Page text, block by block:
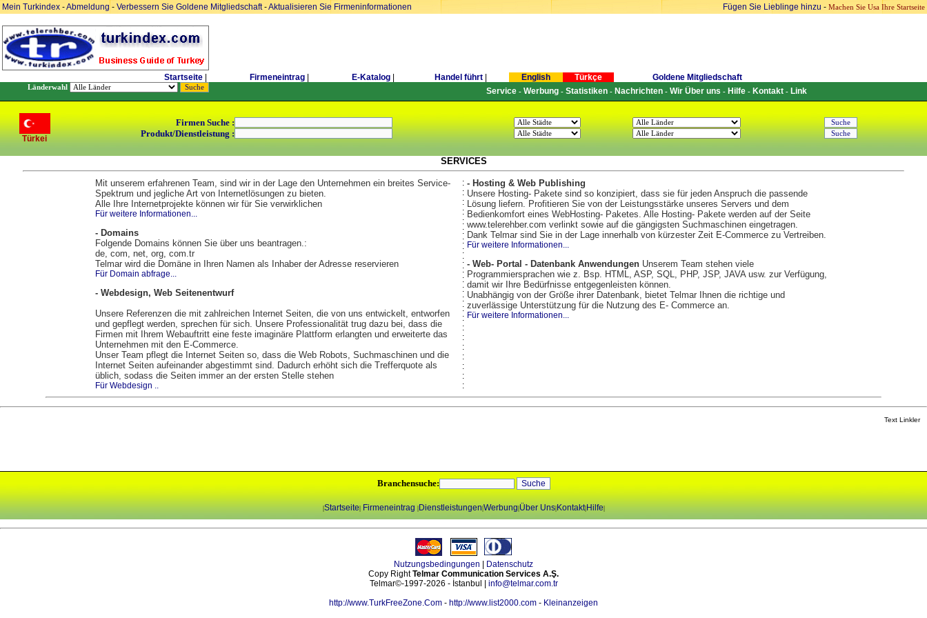
Mein Turkindex -Abmeldung- Verbessern Sie Goldene Mitgliedschaft-Aktualisieren Sie Firmeninformationen Fügen Sie Lieblinge hinzu - Machen Sie Usa Ihre Startseite
Startseite Firmeneintrag E-Katalog Handel führt English Türkçe Goldene Mitgliedschaft
Länderwahl Service- Werbung- Statistiken- Nachrichten- Wir Über uns - Hilfe- Kontakt- Link
Türkei
Firmen Suche :
Produkt/Dienstleistung :
SERVICES
Mit unserem erfahrenen Team, sind wir in der Lage den Unternehmen ein breites Service-
Spektrum und jegliche Art von Internetlösungen zu bieten.
Alle Ihre Internetprojekte können wir für Sie verwirklichen
Für weitere Informationen...
- Domains
Folgende Domains können Sie über uns beantragen.:
de, com, net, org, com.tr
Telmar wird die Domäne in Ihren Namen als Inhaber der Adresse reservieren
Für Domain abfrage...
- Webdesign, Web Seitenentwurf
Unsere Referenzen die mit zahlreichen Internet Seiten, die von uns entwickelt, entworfen
und gepflegt werden, sprechen für sich. Unsere Professionalität trug dazu bei, dass die
Firmen mit Ihrem Webauftritt eine feste imaginäre Plattform erlangten und erweiterte das
Unternehmen mit den E-Commerce.
Unser Team pflegt die Internet Seiten so, dass die Web Robots, Suchmaschinen und die
Internet Seiten aufeinander abgestimmt sind. Dadurch erhöht sich die Trefferquote als
üblich, sodass die Seiten immer an der ersten Stelle stehen
Für Webdesign ..
:
:
:
:
:
:
:
:
:
:
:
:
:
:
:
:
:
:
:
:
:
:
- Hosting & Web Publishing
Unsere Hosting- Pakete sind so konzipiert, dass sie für jeden Anspruch die passende
Lösung liefern. Profitieren Sie von der Leistungsstärke unseres Servers und dem
Bedienkomfort eines WebHosting- Paketes. Alle Hosting- Pakete werden auf der Seite
www.telerehber.com verlinkt sowie auf die gängigsten Suchmaschinen eingetragen.
Dank Telmar sind Sie in der Lage innerhalb von kürzester Zeit E-Commerce zu Vertreiben.
Für weitere Informationen...
- Web- Portal - Datenbank AnwendungenUnserem Team stehen viele
Programmiersprachen wie z. Bsp. HTML, ASP, SQL, PHP, JSP, JAVA usw. zur Verfügung,
damit wir Ihre Bedürfnisse entgegenleisten können.
Unabhängig von der Größe ihrer Datenbank, bietet Telmar Ihnen die richtige und
zuverlässige Unterstützung für die Nutzung des E- Commerce an.
Für weitere Informationen...
Text Linkler
Branchensuche:
|Startseite| Firmeneintrag |Dienstleistungen|Werbung|Über Uns|Kontakt|Hilfe|
Nutzungsbedingungen
Datenschutz
Copy RightTelmar Communication Services A.Ş.
Telmar©-1997-2026 - İstanbul | info@telmar.com.tr
http://www.TurkFreeZone.Com - http://www.list2000.com - Kleinanzeigen